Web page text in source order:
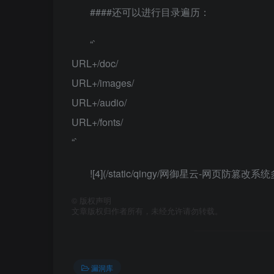
####还可以进行目录遍历：
“`
URL+/doc/
URL+/images/
URL+/audio/
URL+/fonts/
“`
![4](/static/qingy/网御星云-网页防篡改系
版权声明
文章版权归作者所有，未经允许请勿转载。
漏洞库